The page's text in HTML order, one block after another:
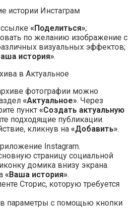
«Поделиться»;
по желанию изображение с
визуальных эффектов;
история».
фотографии можно
«Актуальное». Через
пункт «Создать актуальную
подходящие публикации.
кликнув на «Добавить».
Instagram.
страницу социальной
домика внизу экрана.
«Ваша история».
Сторис, которую требуется
параметры с помощью кнопки